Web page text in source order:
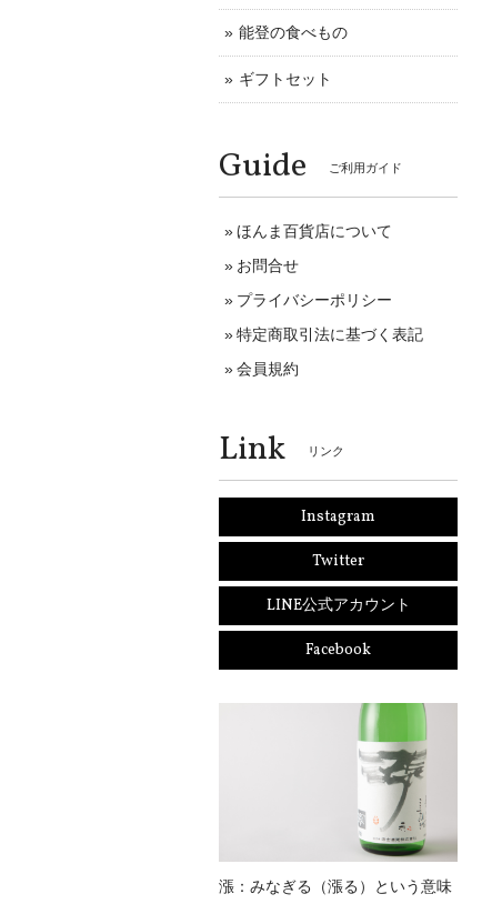
能登の食べもの
ギフトセット
Guide ご利用ガイド
ほんま百貨店について
お問合せ
プライバシーポリシー
特定商取引法に基づく表記
会員規約
Link リンク
Instagram
Twitter
LINE公式アカウント
Facebook
漲：みなぎる（漲る）という意味